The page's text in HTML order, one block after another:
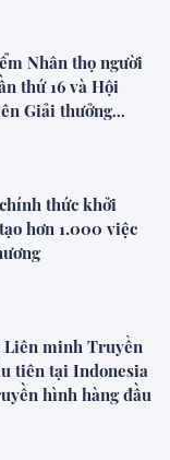
Nhân thọ người
thứ 16 và Hội
Giải thưởng
2026 được tổ
thức khởi
hơn 1.000 việc
Liên minh Truyền
tiên tại Indonesia
hình hàng đầu